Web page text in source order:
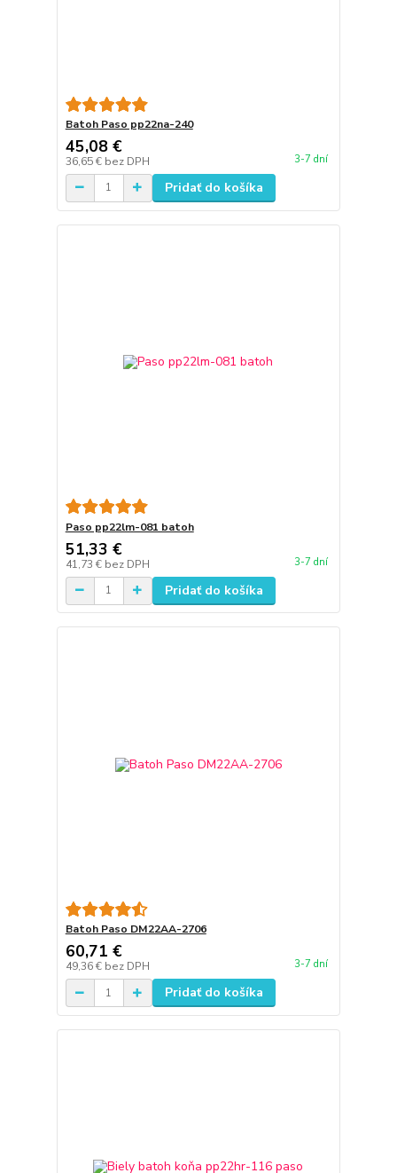
Batoh Paso pp22na-240
45,08 €
36,65 € bez DPH 3-7 dní
Pridať do košíka
Paso pp22lm-081 batoh
51,33 €
41,73 € bez DPH 3-7 dní
Pridať do košíka
Batoh Paso DM22AA-2706
60,71 €
49,36 € bez DPH 3-7 dní
Pridať do košíka